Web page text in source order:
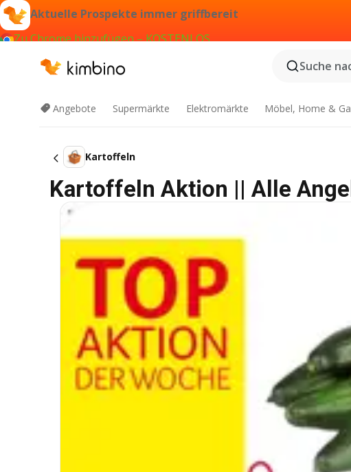
Aktuelle Prospekte immer griffbereit
Zu Chrome hinzufügen – KOSTENLOS
Suche
Angebote Supermärkte Elektromärkte Möbel, Home &
Kartoffeln
Kartoffeln Aktion || Alle